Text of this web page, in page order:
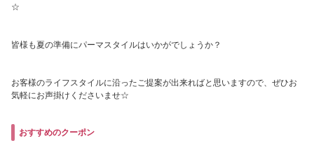
☆
皆様も夏の準備にパーマスタイルはいかがでしょうか？
お客様のライフスタイルに沿ったご提案が出来ればと思いますので、ぜひお
気軽にお声掛けくださいませ☆
おすすめのクーポン